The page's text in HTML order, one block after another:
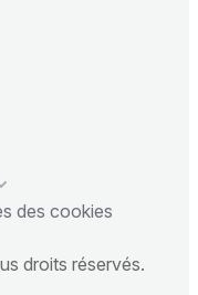
des cookies
droits réservés.